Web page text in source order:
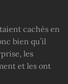
cachés en
bien qu’il
les
et les ont